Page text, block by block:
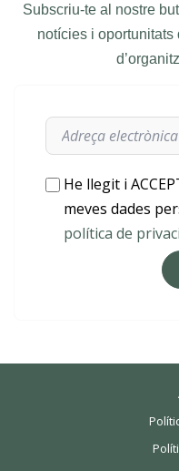
Subscriu-te al nostre
notícies i oportunitats
He llegit i
meves dades
política de